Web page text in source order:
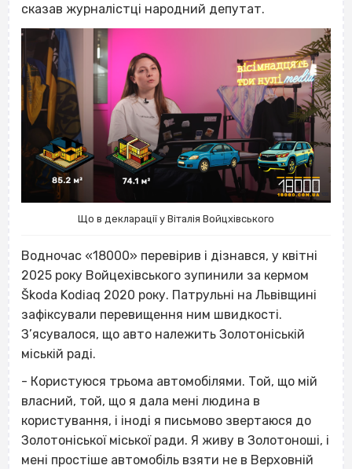
сказав журналістці народний депутат.
Що в декларації у Віталія Войцхівського
Водночас «18000» перевірив і дізнався, у квітні
2025 року Войцехівського зупинили за кермом
Škoda Kodiaq 2020 року. Патрульні на Львівщині
зафіксували перевищення ним швидкості.
З’ясувалося, що авто належить Золотоніській
міській раді.
- Користуюся трьома автомобілями. Той, що мій
власний, той, що я дала мені людина в
користування, і іноді я письмово звертаюся до
Золотоніської міської ради. Я живу в Золотоноші, і
мені простіше автомобіль взяти не в Верховній